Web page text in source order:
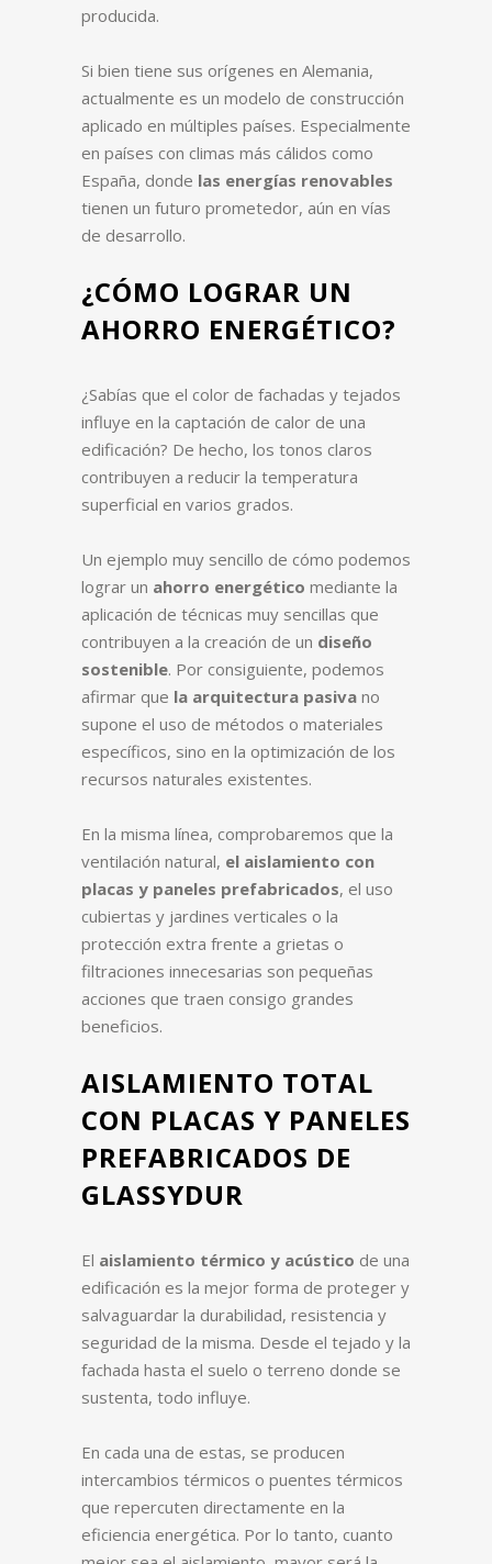
producida.
Si bien tiene sus orígenes en Alemania,
actualmente es un modelo de construcción
aplicado en múltiples países. Especialmente
en países con climas más cálidos como
España, donde las energías renovables
tienen un futuro prometedor, aún en vías
de desarrollo.
¿CÓMO LOGRAR UN
AHORRO ENERGÉTICO?
¿Sabías que el color de fachadas y tejados
influye en la captación de calor de una
edificación? De hecho, los tonos claros
contribuyen a reducir la temperatura
superficial en varios grados.
Un ejemplo muy sencillo de cómo podemos
lograr un ahorro energético mediante la
aplicación de técnicas muy sencillas que
contribuyen a la creación de un diseño
sostenible. Por consiguiente, podemos
afirmar que la arquitectura pasiva no
supone el uso de métodos o materiales
específicos, sino en la optimización de los
recursos naturales existentes.
En la misma línea, comprobaremos que la
ventilación natural, el aislamiento con
placas y paneles prefabricados, el uso
cubiertas y jardines verticales o la
protección extra frente a grietas o
filtraciones innecesarias son pequeñas
acciones que traen consigo grandes
beneficios.
AISLAMIENTO TOTAL
CON PLACAS Y PANELES
PREFABRICADOS DE
GLASSYDUR
El aislamiento térmico y acústico de una
edificación es la mejor forma de proteger y
salvaguardar la durabilidad, resistencia y
seguridad de la misma. Desde el tejado y la
fachada hasta el suelo o terreno donde se
sustenta, todo influye.
En cada una de estas, se producen
intercambios térmicos o puentes térmicos
que repercuten directamente en la
eficiencia energética. Por lo tanto, cuanto